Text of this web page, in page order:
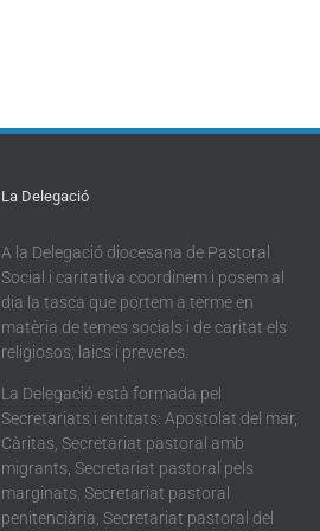
La Delegació
A la Delegació diocesana de Pastoral
Social i caritativa coordinem i posem al
dia la tasca que portem a terme en
matèria de temes socials i de caritat els
religiosos, laics i preveres.
La Delegació està formada pel
Secretariats i entitats: Apostolat del mar,
Càritas, Secretariat pastoral amb
migrants, Secretariat pastoral pels
marginats, Secretariat pastoral
penitenciària, Secretariat pastoral del